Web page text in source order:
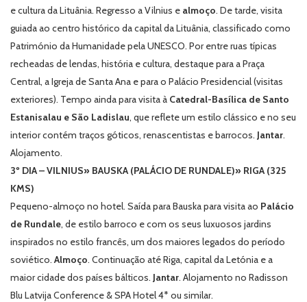
e cultura da Lituânia. Regresso a Vilnius e almoço. De tarde, visita
guiada ao centro histórico da capital da Lituânia, classificado como
Património da Humanidade pela UNESCO. Por entre ruas típicas
recheadas de lendas, história e cultura, destaque para a Praça
Central, a Igreja de Santa Ana e para o Palácio Presidencial (visitas
exteriores). Tempo ainda para visita à Catedral-Basílica de Santo
Estanisalau e São Ladislau, que reflete um estilo clássico e no seu
interior contém traços góticos, renascentistas e barrocos. Jantar.
Alojamento.
3º DIA – VILNIUS» BAUSKA (PALÁCIO DE RUNDALE)» RIGA (325
KMS)
Pequeno-almoço no hotel. Saída para Bauska para visita ao Palácio
de Rundale, de estilo barroco e com os seus luxuosos jardins
inspirados no estilo francês, um dos maiores legados do período
soviético.Almoço. Continuação até Riga, capital da Letónia e a
maior cidade dos países bálticos. Jantar. Alojamento no Radisson
Blu Latvija Conference & SPA Hotel 4* ou similar.